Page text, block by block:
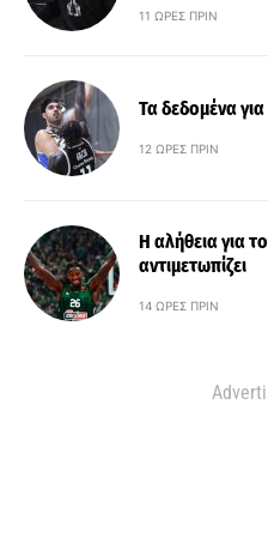
11 ΏΡΕΣ ΠΡΙΝ
Τα δεδομένα
12 ΏΡΕΣ ΠΡΙΝ
Η αλήθεια για
αντιμετωπίζει
14 ΏΡΕΣ ΠΡΙΝ